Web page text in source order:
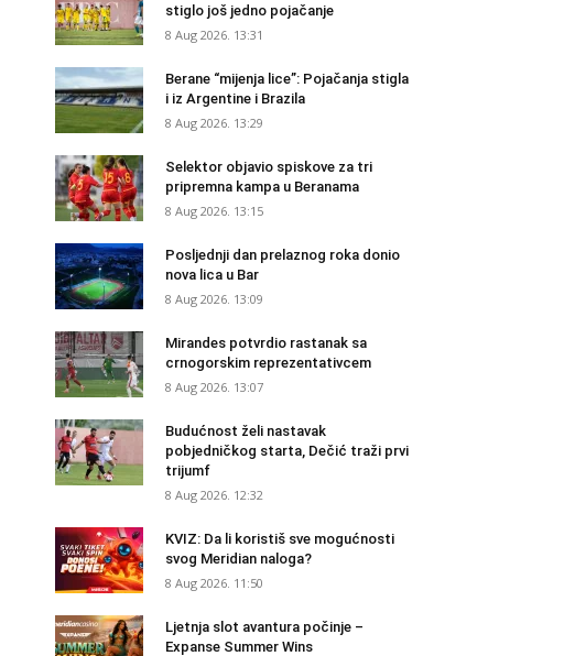
stiglo još jedno pojačanje
8 Aug 2026. 13:31
Berane “mijenja lice”: Pojačanja stigla
i iz Argentine i Brazila
8 Aug 2026. 13:29
Selektor objavio spiskove za tri
pripremna kampa u Beranama
8 Aug 2026. 13:15
Posljednji dan prelaznog roka donio
nova lica u Bar
8 Aug 2026. 13:09
Mirandes potvrdio rastanak sa
crnogorskim reprezentativcem
8 Aug 2026. 13:07
Budućnost želi nastavak
pobjedničkog starta, Dečić traži prvi
trijumf
8 Aug 2026. 12:32
KVIZ: Da li koristiš sve mogućnosti
svog Meridian naloga?
8 Aug 2026. 11:50
Ljetnja slot avantura počinje –
Expanse Summer Wins